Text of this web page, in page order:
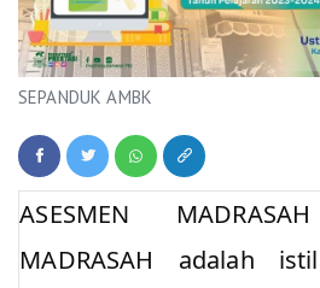
SEPANDUK AMBK
ASESMEN
MADRASAH adalah